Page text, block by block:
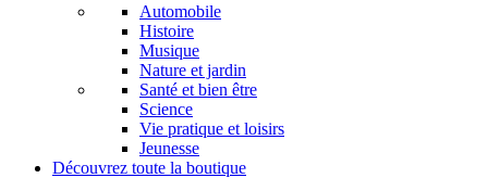
Automobile
Histoire
Musique
Nature et jardin
Santé et bien être
Science
Vie pratique et loisirs
Jeunesse
Découvrez toute la boutique